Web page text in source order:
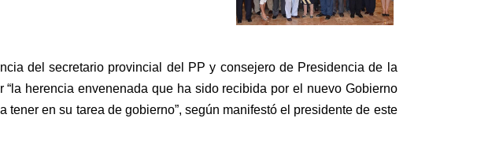
del secretario provincial del PP y consejero de Presidencia de la
herencia envenenada que ha sido recibida por el nuevo Gobierno
en su tarea de gobierno”, según manifestó el presidente de este